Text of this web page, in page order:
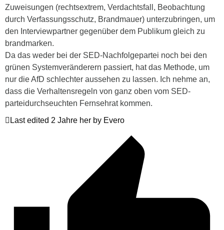
Zuweisungen (rechtsextrem, Verdachtsfall, Beobachtung
durch Verfassungsschutz, Brandmauer) unterzubringen, um
den Interviewpartner gegenüber dem Publikum gleich zu
brandmarken.
Da das weder bei der SED-Nachfolgepartei noch bei den
grünen Systemveränderern passiert, hat das Methode, um
nur die AfD schlechter aussehen zu lassen. Ich nehme an,
dass die Verhaltensregeln von ganz oben vom SED-
parteidurchseuchten Fernsehrat kommen.
Last edited 2 Jahre her by Evero